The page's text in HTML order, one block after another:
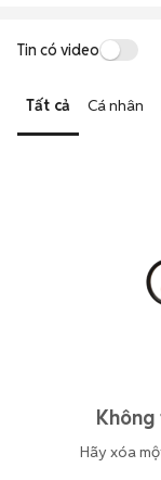
Giao dịch thực
Tin có video
Tất cả Cá nhân
Hãy xóa